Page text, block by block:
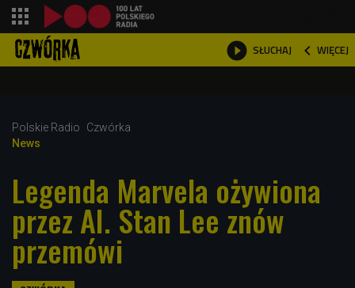
 SŁUCHAJ  WIĘCEJ

Polskie Radio
Czwórka
News
Legenda Marvela ożywiona
przez AI. Stan Lee znów
przemówi